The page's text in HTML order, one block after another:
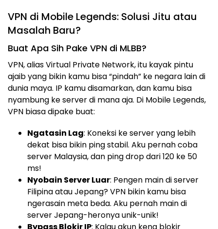
VPN di Mobile Legends: Solusi Jitu atau
Masalah Baru?
Buat Apa Sih Pake VPN di MLBB?
VPN, alias Virtual Private Network, itu kayak pintu
ajaib yang bikin kamu bisa “pindah” ke negara lain di
dunia maya. IP kamu disamarkan, dan kamu bisa
nyambung ke server di mana aja. Di Mobile Legends,
VPN biasa dipake buat:
Ngatasin Lag: Koneksi ke server yang lebih
dekat bisa bikin ping stabil. Aku pernah coba
server Malaysia, dan ping drop dari 120 ke 50
ms!
Nyobain Server Luar: Pengen main di server
Filipina atau Jepang? VPN bikin kamu bisa
ngerasain meta beda. Aku pernah main di
server Jepang-heronya unik-unik!